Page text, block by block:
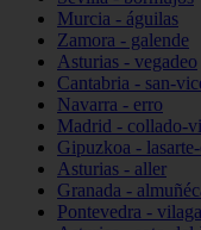
Murcia - águilas
Zamora - galende
Asturias - vegadeo
Cantabria - san-
Navarra - erro
Madrid - collado-
Gipuzkoa -
Asturias - aller
Granada -
Pontevedra -